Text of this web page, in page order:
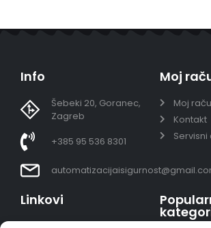
Info
Šebeki 20, Goranec,
Zagreb
+385 95 536 8301
Moj
Moj
Kontakt
Linkovi